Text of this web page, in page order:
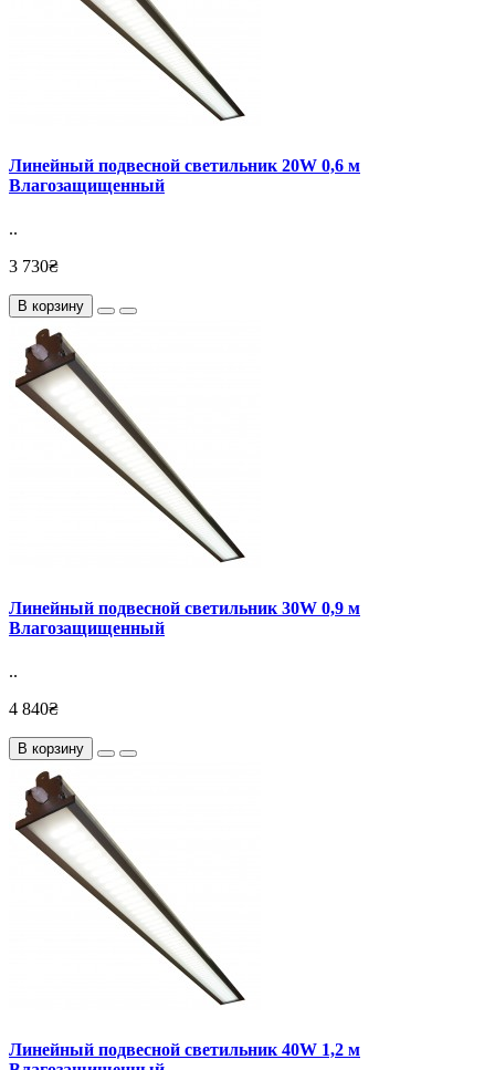
Линейный подвесной светильник 20W 0,6 м
Влагозащищенный
..
3 730₴
В корзину
Линейный подвесной светильник 30W 0,9 м
Влагозащищенный
..
4 840₴
В корзину
Линейный подвесной светильник 40W 1,2 м